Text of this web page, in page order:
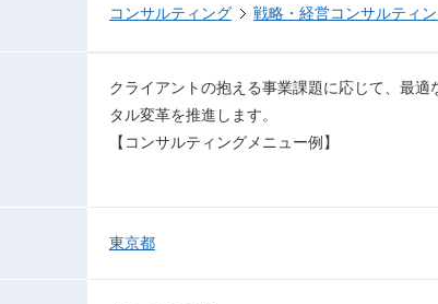
コンサルティング 戦略・経営コンサルティ
クライアントの抱える事業課題に応じて、最
タル変革を推進します。
【コンサルティングメニュー例】
東京都